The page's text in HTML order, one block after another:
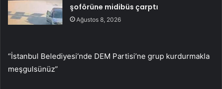
şoförüne midibüs çarptı
Ağustos 8, 2026
“İstanbul Belediyesi’nde DEM Partisi’ne grup kurdurmakla
meşgulsünüz”